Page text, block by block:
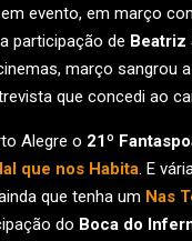
evento, em março
participação de Beatriz
março sangrou
que concedi ao
Alegre o 21º
que nos Habita. E
que tenha um Nas
do Boca do